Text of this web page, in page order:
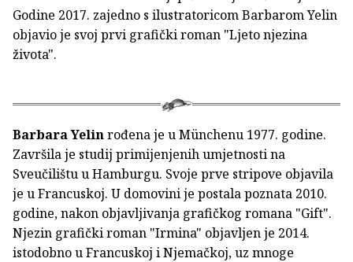
Godine 2017. zajedno s ilustratoricom Barbarom Yelin
objavio je svoj prvi grafički roman "Ljeto njezina
života".
Barbara Yelinrođena je u Münchenu 1977. godine.
Završila je studij primijenjenih umjetnosti na
Sveučilištu u Hamburgu. Svoje prve stripove objavila
je u Francuskoj. U domovini je postala poznata 2010.
godine, nakon objavljivanja grafičkog romana "Gift".
Njezin grafički roman "Irmina" objavljen je 2014.
istodobno u Francuskoj i Njemačkoj, uz mnoge